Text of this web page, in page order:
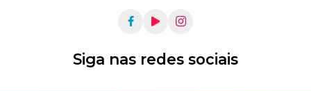
Siga nas redes sociais